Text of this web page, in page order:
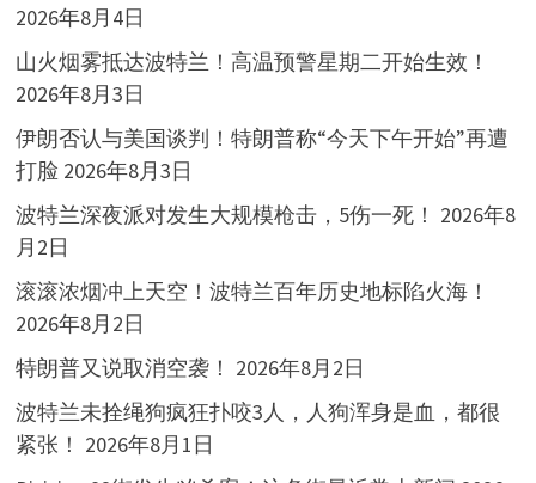
2026年8月4日
山火烟雾抵达波特兰！高温预警星期二开始生效！
2026年8月3日
伊朗否认与美国谈判！特朗普称“今天下午开始”再遭
打脸 2026年8月3日
波特兰深夜派对发生大规模枪击，5伤一死！ 2026年8
月2日
滚滚浓烟冲上天空！波特兰百年历史地标陷火海！
2026年8月2日
特朗普又说取消空袭！ 2026年8月2日
波特兰未拴绳狗疯狂扑咬3人，人狗浑身是血，都很
紧张！ 2026年8月1日